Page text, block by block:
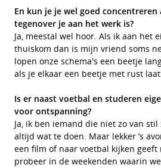
En kun je je wel goed concentreren
tegenover je aan het werk is?
Ja, meestal wel hoor. Als ik aan het
thuiskom dan is mijn vriend soms
lopen onze schema's een beetje
als je elkaar een beetje met rust
Is er naast voetbal en studeren
voor ontspanning?
Ja, ik ben iemand die niet zo van
altijd wat te doen. Maar lekker ’s
een film of naar voetbal kijken
probeer in de weekenden waarin